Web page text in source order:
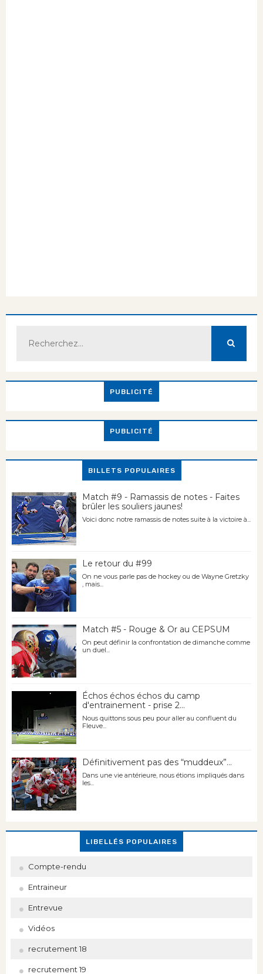
PUBLICITÉ
PUBLICITÉ
BILLETS POPULAIRES
Match #9 - Ramassis de notes - Faites
brûler les souliers jaunes!
Voici donc notre ramassis de notes suite à la victoire à...
Le retour du #99
On ne vous parle pas de hockey ou de Wayne Gretzky
, mais...
Match #5 - Rouge & Or au CEPSUM
On peut définir la confrontation de dimanche comme
un duel...
Échos échos échos du camp
d'entrainement - prise 2...
Nous quittons sous peu pour aller au confluent du
Fleuve...
Définitivement pas des “muddeux”...
Dans une vie antérieure, nous étions impliqués dans
les...
LIBELLÉS POPULAIRES
Compte-rendu
Entraineur
Entrevue
Vidéos
recrutement 18
recrutement 19